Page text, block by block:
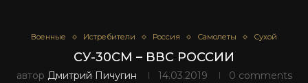
Военные Истребители Россия Самолеты Сухой
СУ-30СМ – ВВС РОССИИ
автор Дмитрий Пичугин 14.03.2019 0 comments